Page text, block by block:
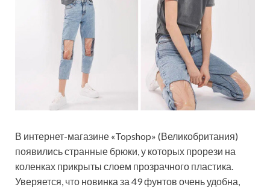
В интернет-магазине «Topshop» (Великобритания)
появились странные брюки, у которых прорези на
коленках прикрыты слоем прозрачного пластика.
Уверяется, что новинка за 49 фунтов очень удобна,